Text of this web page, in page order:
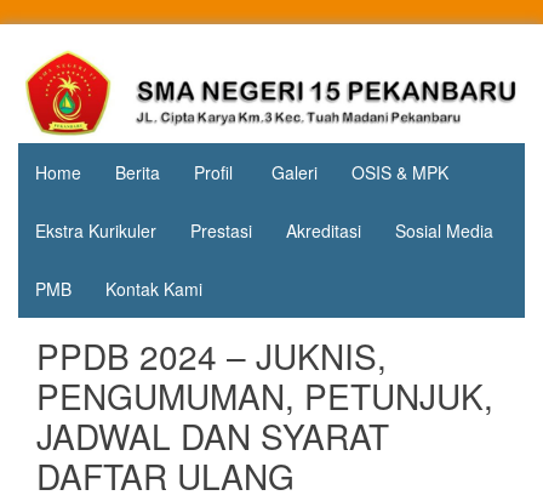
contentSMA
Negeri 15
Pekanbaru
Jl. Cipta
Karya
KM.3, Kec.
Tuah
Madani,
Home Berita Profil Galeri OSIS & MPK
Ekstra Kurikuler Prestasi Akreditasi Sosial Media
PMB Kontak Kami
PPDB 2024 – JUKNIS,
PENGUMUMAN, PETUNJUK,
JADWAL DAN SYARAT
DAFTAR ULANG